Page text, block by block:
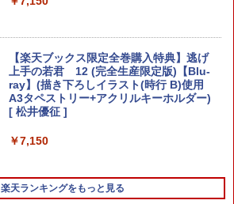
ch lite/Switch 有機ELモテルに対応 収納
ーチ スタンド/コントローラー/カード/ド
ックなど収納可能 カバー 収納ボックス
￥2,880
Nintendo Switch 2 ACアダプター
【楽天ブックス限定全巻購入特典】逃げ
上手の若君 12 (完全生産限定版)【Blu-
ray】(描き下ろしイラスト(時行 B)使用
A3タペストリー+アクリルキーホルダー)
[ 松井優征 ]
￥7,150
楽天ランキングをもっと見る